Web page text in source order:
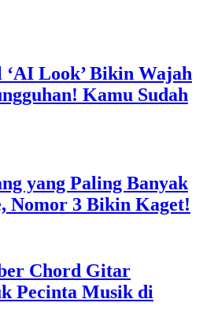
Look’ Bikin Wajah
Kamu Sudah
yang Paling Banyak
Nomor 3 Bikin Kaget!
Chord Gitar
Pecinta Musik di